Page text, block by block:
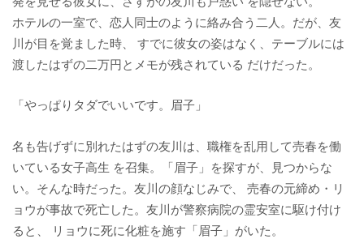
ホテルの一室で、恋人同士のように絡み合う二人。だが、友
川が目を覚ました時、 すでに彼女の姿はなく、テーブルには
渡したはずの二万円とメモが残されている だけだった。
「やっぱりタダでいいです。眉子」
名も告げずに別れたはずの友川は、職権を乱用して売春を働
いている女子高生 を召集。「眉子」を探すが、見つからな
い。そんな時だった。友川の顔なじみで、 売春の元締め・リ
ョウが事故で死亡した。友川が警察病院の霊安室に駆け付け
ると、 リョウに死に化粧を施す「眉子」がいた。